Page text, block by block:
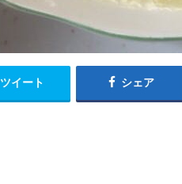
ツイート シェア